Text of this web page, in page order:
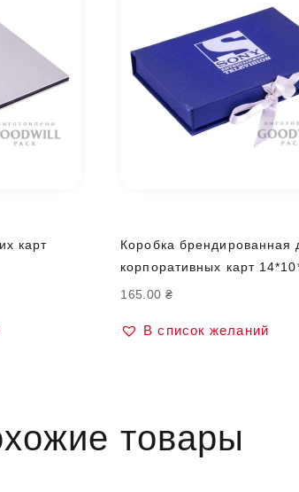
карт
Коробка брендированная
корпоративных карт
165.00 ₴
В список желаний
товары